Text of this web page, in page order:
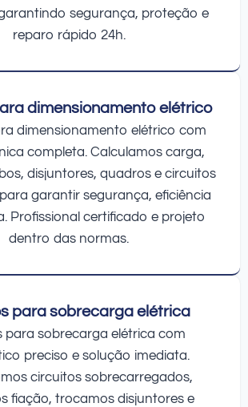
segurança, proteção e
reparo rápido 24h.
dimensionamento elétrico
dimensionamento elétrico com
completa. Calculamos carga,
disjuntores, quadros e circuitos
garantir segurança, eficiência
Profissional certificado e projeto
dentro das normas.
para sobrecarga elétrica
para sobrecarga elétrica com
preciso e solução imediata.
circuitos sobrecarregados,
fiação, trocamos disjuntores e